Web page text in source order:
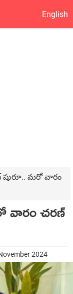
English
షురూ.. మ‌రో వారం
వారం చ‌ర‌ణ్
2024